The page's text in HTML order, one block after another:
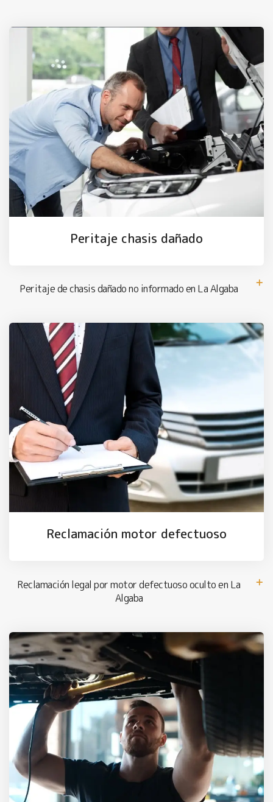
Peritaje chasis dañado
Peritaje de chasis dañado no informado en La Algaba
Reclamación motor defectuoso
Reclamación legal por motor defectuoso oculto en La
Algaba